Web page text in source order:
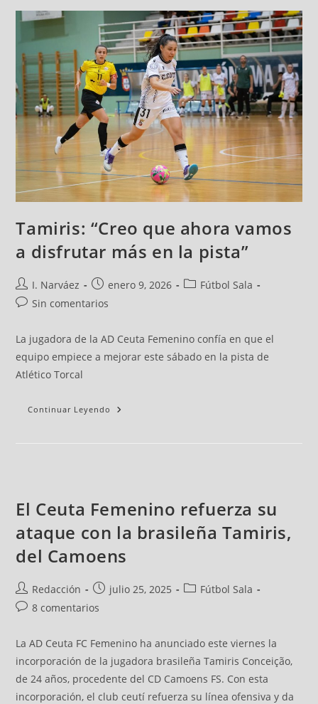
Tamiris: “Creo que ahora vamos
a disfrutar más en la pista”
I. Narváez enero 9, 2026
Fútbol Sala
Sin comentarios
La jugadora de la AD Ceuta Femenino confía en que el
equipo empiece a mejorar este sábado en la pista de
Atlético Torcal
Continuar Leyendo
El Ceuta Femenino refuerza su
ataque con la brasileña Tamiris,
del Camoens
Redacción julio 25, 2025
Fútbol Sala
8 comentarios
La AD Ceuta FC Femenino ha anunciado este viernes la
incorporación de la jugadora brasileña Tamiris Conceição,
de 24 años, procedente del CD Camoens FS. Con esta
incorporación, el club ceutí refuerza su línea ofensiva y da